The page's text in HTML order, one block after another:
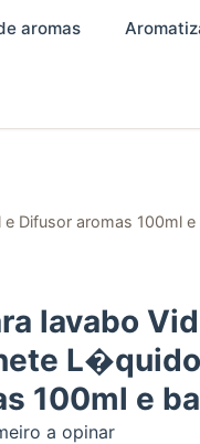
aromas
Difusor aromas 100ml e
lavabo
100ml e
a opinar